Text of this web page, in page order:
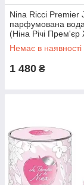
Nina Ricci Premier
парфумована
(Ніна Річі
Немає в наявності
1 480 ₴